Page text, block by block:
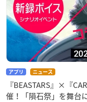
アプリ ニュース
『BEASTARS』×『
催！「隕石祭」を舞台